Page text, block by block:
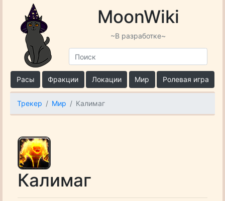
MoonWiki
~В разработке~
Расы Фракции Локации Мир Ролевая игра
Трекер Мир Калимаг
Калимаг